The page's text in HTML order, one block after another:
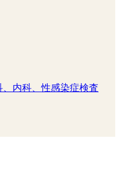
内科、性感染症検査